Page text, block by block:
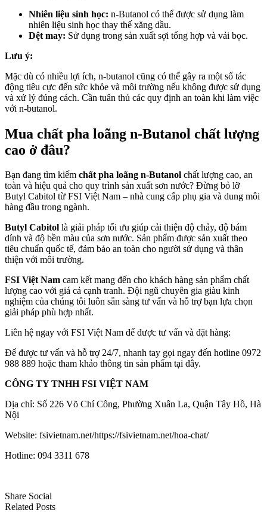
Nhiên liệu sinh học: n-Butanol có thể được sử dụng làm
nhiên liệu sinh học thay thế xăng dầu.
Dệt may: Sử dụng trong sản xuất sợi tổng hợp và vải bọc.
Lưu ý:
Mặc dù có nhiều lợi ích, n-butanol cũng có thể gây ra một số tác
động tiêu cực đến sức khỏe và môi trường nếu không được sử dụng
và xử lý đúng cách. Cần tuân thủ các quy định an toàn khi làm việc
với n-butanol.
Mua chất pha loãng n-Butanol chất lượng
cao ở đâu?
Bạn đang tìm kiếm chất pha loãng n-Butanol chất lượng cao, an
toàn và hiệu quả cho quy trình sản xuất sơn nước? Đừng bỏ lỡ
Butyl Cabitol từ FSI Việt Nam – nhà cung cấp phụ gia và dung môi
hàng đầu trong ngành.
Butyl Cabitol là giải pháp tối ưu giúp cải thiện độ chảy, độ bám
dính và độ bền màu của sơn nước. Sản phẩm được sản xuất theo
tiêu chuẩn quốc tế, đảm bảo an toàn cho người sử dụng và thân
thiện với môi trường.
FSI Việt Nam cam kết mang đến cho khách hàng sản phẩm chất
lượng cao với giá cả cạnh tranh. Đội ngũ chuyên gia giàu kinh
nghiệm của chúng tôi luôn sẵn sàng tư vấn và hỗ trợ bạn lựa chọn
giải pháp phù hợp nhất.
Liên hệ ngay với FSI Việt Nam để được tư vấn và đặt hàng:
Để được tư vấn và hỗ trợ 24/7, nhanh tay gọi ngay đến hotline 0972
988 889 hoặc tham khảo thông tin sản phẩm tại đây.
CÔNG TY TNHH FSI VIỆT NAM
Địa chỉ: Số 226 Võ Chí Công, Phường Xuân La, Quận Tây Hồ, Hà
Nội
Website: fsivietnam.net/https://fsivietnam.net/hoa-chat/
Hotline: 094 3311 678
Share Social
Related Posts